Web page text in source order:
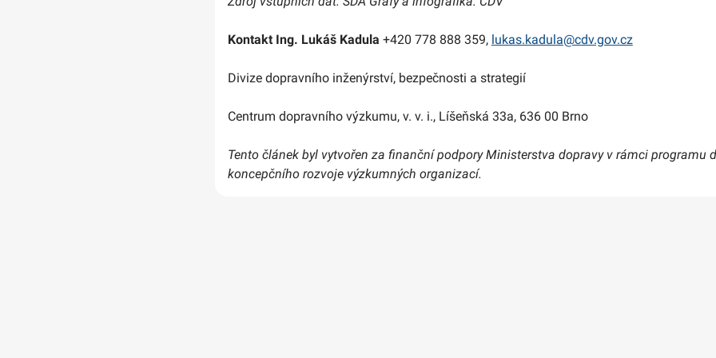
Kontakt Ing. Lukáš Kadula +420 778 888 359, lukas.kadula@cdv.gov.cz
Divize dopravního inženýrství, bezpečnosti a strategií
Centrum dopravního výzkumu, v. v. i., Líšeňská 33a, 636 00 Brno
Tento článek byl vytvořen za finanční podpory Ministerstva dopravy v rámci programu
koncepčního rozvoje výzkumných organizací.